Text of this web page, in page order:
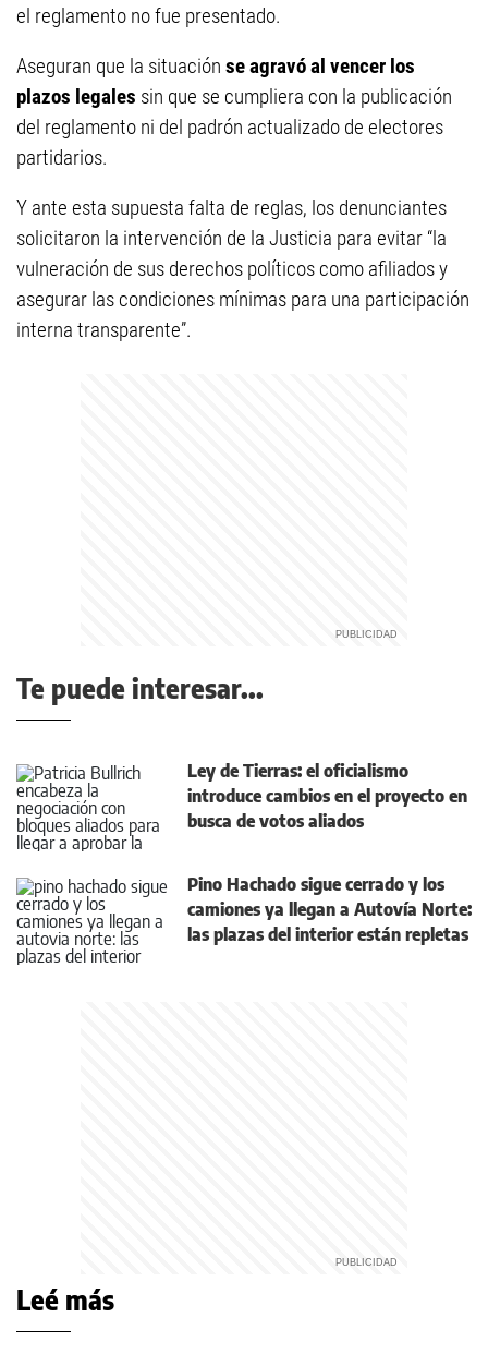
el reglamento no fue presentado.
Aseguran que la situación se agravó al vencer los
plazos legales sin que se cumpliera con la publicación
del reglamento ni del padrón actualizado de electores
partidarios.
Y ante esta supuesta falta de reglas, los denunciantes
solicitaron la intervención de la Justicia para evitar “la
vulneración de sus derechos políticos como afiliados y
asegurar las condiciones mínimas para una participación
interna transparente”.
Te puede interesar...
Ley de Tierras: el oficialismo
introduce cambios en el proyecto en
busca de votos aliados
Pino Hachado sigue cerrado y los
camiones ya llegan a Autovía Norte:
las plazas del interior están repletas
Leé más